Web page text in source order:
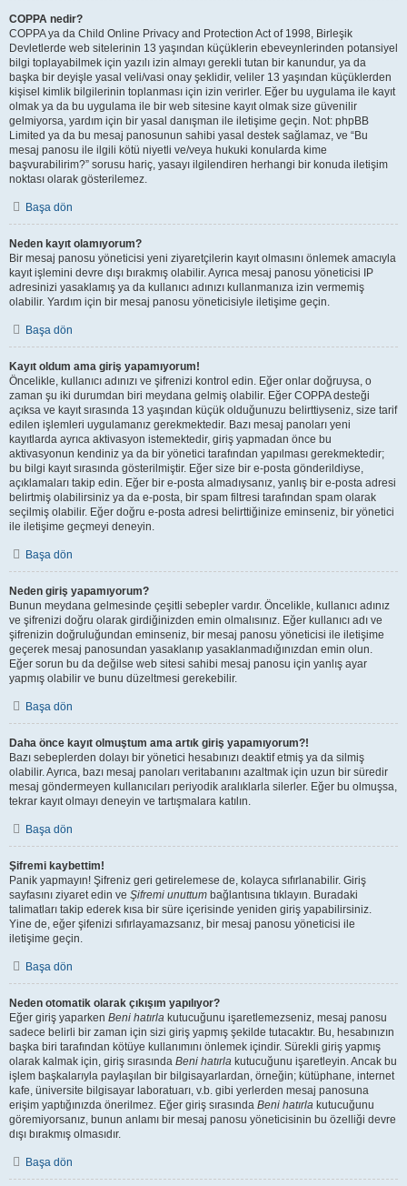
COPPA nedir?
COPPA ya da Child Online Privacy and Protection Act of 1998, Birleşik
Devletlerde web sitelerinin 13 yaşından küçüklerin ebeveynlerinden potansiyel
bilgi toplayabilmek için yazılı izin almayı gerekli tutan bir kanundur, ya da
başka bir deyişle yasal veli/vasi onay şeklidir, veliler 13 yaşından küçüklerden
kişisel kimlik bilgilerinin toplanması için izin verirler. Eğer bu uygulama ile kayıt
olmak ya da bu uygulama ile bir web sitesine kayıt olmak size güvenilir
gelmiyorsa, yardım için bir yasal danışman ile iletişime geçin. Not: phpBB
Limited ya da bu mesaj panosunun sahibi yasal destek sağlamaz, ve “Bu
mesaj panosu ile ilgili kötü niyetli ve/veya hukuki konularda kime
başvurabilirim?” sorusu hariç, yasayı ilgilendiren herhangi bir konuda iletişim
noktası olarak gösterilemez.
Başa dön
Neden kayıt olamıyorum?
Bir mesaj panosu yöneticisi yeni ziyaretçilerin kayıt olmasını önlemek amacıyla
kayıt işlemini devre dışı bırakmış olabilir. Ayrıca mesaj panosu yöneticisi IP
adresinizi yasaklamış ya da kullanıcı adınızı kullanmanıza izin vermemiş
olabilir. Yardım için bir mesaj panosu yöneticisiyle iletişime geçin.
Başa dön
Kayıt oldum ama giriş yapamıyorum!
Öncelikle, kullanıcı adınızı ve şifrenizi kontrol edin. Eğer onlar doğruysa, o
zaman şu iki durumdan biri meydana gelmiş olabilir. Eğer COPPA desteği
açıksa ve kayıt sırasında 13 yaşından küçük olduğunuzu belirttiyseniz, size tarif
edilen işlemleri uygulamanız gerekmektedir. Bazı mesaj panoları yeni
kayıtlarda ayrıca aktivasyon istemektedir, giriş yapmadan önce bu
aktivasyonun kendiniz ya da bir yönetici tarafından yapılması gerekmektedir;
bu bilgi kayıt sırasında gösterilmiştir. Eğer size bir e-posta gönderildiyse,
açıklamaları takip edin. Eğer bir e-posta almadıysanız, yanlış bir e-posta adresi
belirtmiş olabilirsiniz ya da e-posta, bir spam filtresi tarafından spam olarak
seçilmiş olabilir. Eğer doğru e-posta adresi belirttiğinize eminseniz, bir yönetici
ile iletişime geçmeyi deneyin.
Başa dön
Neden giriş yapamıyorum?
Bunun meydana gelmesinde çeşitli sebepler vardır. Öncelikle, kullanıcı adınız
ve şifrenizi doğru olarak girdiğinizden emin olmalısınız. Eğer kullanıcı adı ve
şifrenizin doğruluğundan eminseniz, bir mesaj panosu yöneticisi ile iletişime
geçerek mesaj panosundan yasaklanıp yasaklanmadığınızdan emin olun.
Eğer sorun bu da değilse web sitesi sahibi mesaj panosu için yanlış ayar
yapmış olabilir ve bunu düzeltmesi gerekebilir.
Başa dön
Daha önce kayıt olmuştum ama artık giriş yapamıyorum?!
Bazı sebeplerden dolayı bir yönetici hesabınızı deaktif etmiş ya da silmiş
olabilir. Ayrıca, bazı mesaj panoları veritabanını azaltmak için uzun bir süredir
mesaj göndermeyen kullanıcıları periyodik aralıklarla silerler. Eğer bu olmuşsa,
tekrar kayıt olmayı deneyin ve tartışmalara katılın.
Başa dön
Şifremi kaybettim!
Panik yapmayın! Şifreniz geri getirelemese de, kolayca sıfırlanabilir. Giriş
sayfasını ziyaret edin ve Şifremi unuttum bağlantısına tıklayın. Buradaki
talimatları takip ederek kısa bir süre içerisinde yeniden giriş yapabilirsiniz.
Yine de, eğer şifenizi sıfırlayamazsanız, bir mesaj panosu yöneticisi ile
iletişime geçin.
Başa dön
Neden otomatik olarak çıkışım yapılıyor?
Eğer giriş yaparken Beni hatırla kutucuğunu işaretlemezseniz, mesaj panosu
sadece belirli bir zaman için sizi giriş yapmış şekilde tutacaktır. Bu, hesabınızın
başka biri tarafından kötüye kullanımını önlemek içindir. Sürekli giriş yapmış
olarak kalmak için, giriş sırasında Beni hatırla kutucuğunu işaretleyin. Ancak bu
işlem başkalarıyla paylaşılan bir bilgisayarlardan, örneğin; kütüphane, internet
kafe, üniversite bilgisayar laboratuarı, v.b. gibi yerlerden mesaj panosuna
erişim yaptığınızda önerilmez. Eğer giriş sırasında Beni hatırla kutucuğunu
göremiyorsanız, bunun anlamı bir mesaj panosu yöneticisinin bu özelliği devre
dışı bırakmış olmasıdır.
Başa dön